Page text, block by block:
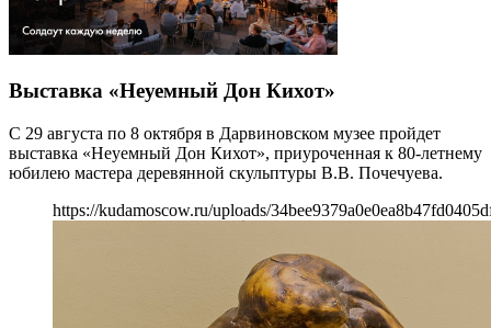
Выставка «Неуемный Дон Кихот»
С 29 августа по 8 октября в Дарвиновском музее пройдет
выставка «Неуемный Дон Кихот», приуроченная к 80-летнему
юбилею мастера деревянной скульптуры В.В. Почечуева.
https://kudamoscow.ru/uploads/